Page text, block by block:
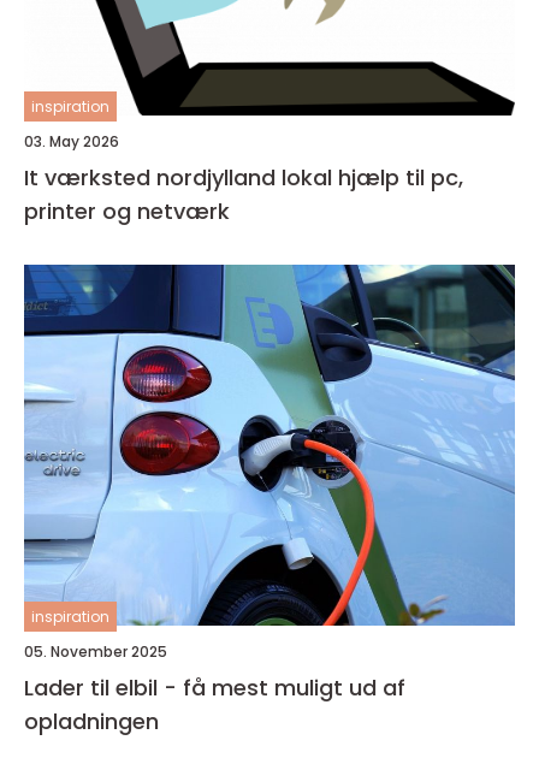
inspiration
03. May 2026
It værksted nordjylland lokal hjælp til pc,
printer og netværk
inspiration
05. November 2025
Lader til elbil - få mest muligt ud af
opladningen